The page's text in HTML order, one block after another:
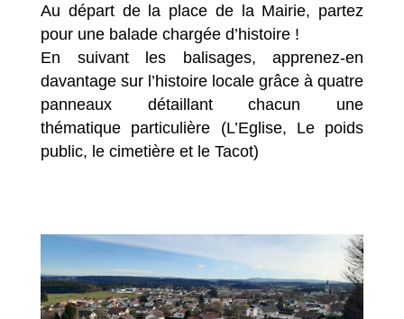
Au départ de la place de la Mairie, partez
pour une balade chargée d’histoire !
En suivant les balisages, apprenez-en
davantage sur l’histoire locale grâce à quatre
panneaux détaillant chacun une
thématique particulière (L’Eglise, Le poids
public, le cimetière et le Tacot)